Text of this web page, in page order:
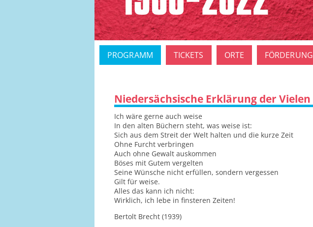
Navigation
überspringen
PROGRAMM TICKETS ORTE FÖRDERUNG
Niedersächsische Erklärung der Vielen
Ich wäre gerne auch weise
In den alten Büchern steht, was weise ist:
Sich aus dem Streit der Welt halten und die kurze Zeit
Ohne Furcht verbringen
Auch ohne Gewalt auskommen
Böses mit Gutem vergelten
Seine Wünsche nicht erfüllen, sondern vergessen
Gilt für weise.
Alles das kann ich nicht:
Wirklich, ich lebe in finsteren Zeiten!
Bertolt Brecht (1939)